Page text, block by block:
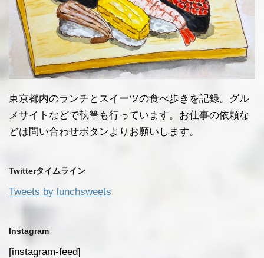
東京都内のランチとスイーツの食べ歩きを記録。グル
メサイトなどで執筆も行っています。お仕事の依頼な
どは問い合わせボタンよりお願いします。
Twitterタイムライン
Tweets by lunchsweets
Instagram
[instagram-feed]